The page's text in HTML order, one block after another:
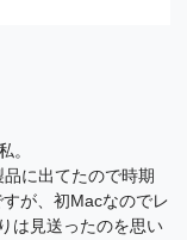
。
に出てたので時期
が、初Macなのでレ
は見送ったのを思い